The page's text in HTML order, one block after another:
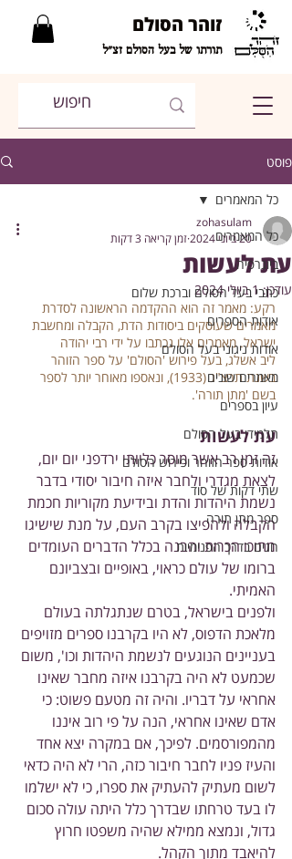
זוהר הסולם
תורתו של בעל הסולם זצ"ל
פוסט
כל המאמרים
ביוגרפיה
כתבי בעל הסולם וברכת שלום
אודות הספרים
אודות ניגוני בעל הסולם
מאמרים שונים
עיון בספרים
תלמידי בעל הסולם
אודות ספר הזוהר ופירוש הסולם
שתי דקות של סוד
ספר מתן תורה
חגים בדרך הפנימיות
כל המאמרים
עת לעשות
zohasulam
20 ביוני 2024
זמן קריאה 3 דקות
עודכן:1 ביולי 2024
רקע: מאמר זה הוא ההקדמה הראשונה לסדרת
מאמרים שעוסקים ביסודות הדת, הקבלה ומחשבת
ישראל. מאמרים אלו נכתבו על ידי רבי יהודה
ליב אשלג, בעל פירוש 'הסולם' על ספר הזוהר
בשנת תרצ"ג (1933), ונאספו מאוחר יותר לספר
בשם 'מתן תורה'.
עת לעשות
זה זמן רב אשר מוסר כליותי ירדפני יום יום,
לצאת מגדרי ולחבר איזה חיבור יסודי בדבר
נשמת היהדות והדת ובידיעת מקוריות חכמת
הקבלה ולהפיצו בקרב העם, על מנת שישיגו
מתוכו הכרות והבנה בכלל הדברים העומדים
ברומו של עולם כראוי, באופיים ובצביונם
האמיתי.
ולפנים בישראל, בטרם שנתגלתה בעולם
מלאכת הדפוס, לא היו בקרבנו ספרים מזויפים
בעניינים הנוגעים לנשמת היהדות וכו', משום
שכמעט לא היה בקרבנו איזה מחבר שאינו
אחראי על דבריו. והיה זה מטעם פשוט: כי
אדם שאינו אחראי, הנה על פי רוב איננו
מהמפורסמים. לפיכך, אם במקרה יצא אחד
והעיז פניו לחבר חיבור כזה, הרי לא היה כדאי
לשום מעתיק להעתיק את ספרו, כי לא ישלמו
לו בעד טרחתו שבדרך כלל היתה עולה סכום
גדול, ונמצא ממילא שהיה משפטו חרוץ
להיאבד מתוך הקהל.